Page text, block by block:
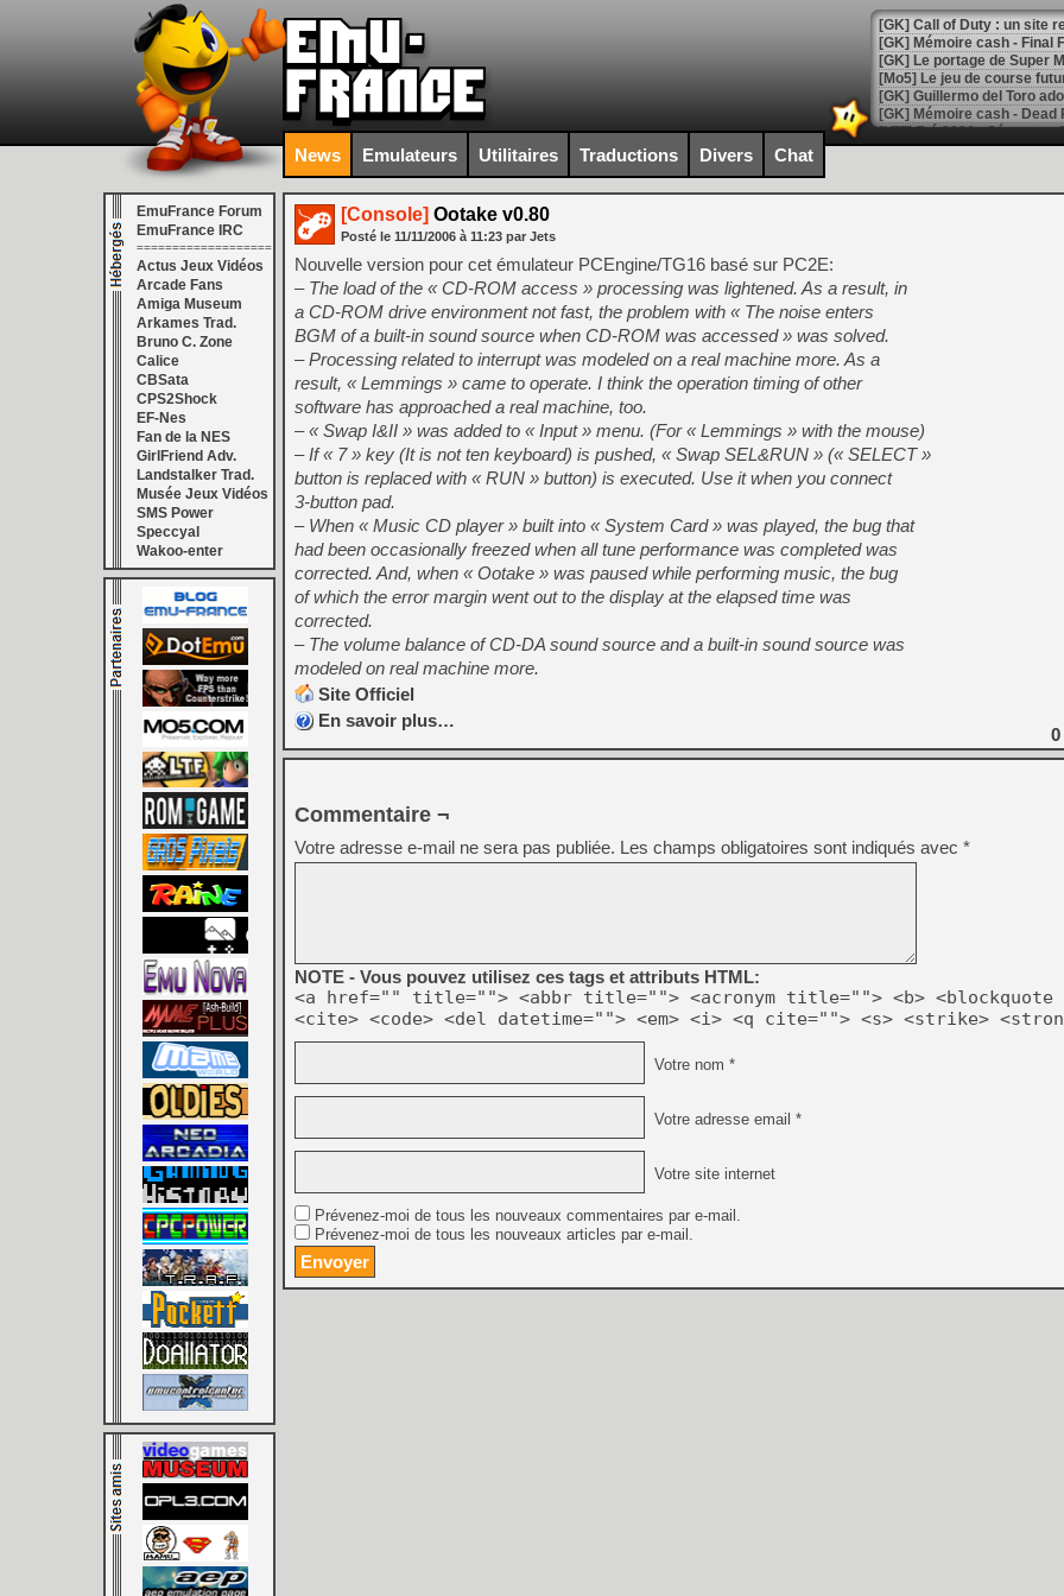
[GK] Le portage de Super
[Mo5] Le jeu de course
[GK] Guillermo del Toro
[LTF] Eté 2026 - Séquence
[GK] Mistfall Hunter :
[GK] Wo Long 2 évolue
[GK] Crossfire : un TPS à
[LS] [PS5] Premiers
[Mo5] DOOM arrive en
[GK] Bethesda fête les 30
[GK] Roblox : l'action en
[GK] Agenda - GeForce
[GK] Devolver Digital en a
[LS] [PS5] ps5-y2jb-
[GK] Pourquoi Marvel
[GK] Test : Restory : Chill
[GK] GTA 6 : Rockstar
[GK] Hot Wheels Infinite
[GK] Mémoire cash -
[GK] Résultats Nintendo :
[GK] Déjà des
[Mo5] Brickboy cherche à
[GK] Minecraft et ses «
[GK] Beast of
[GK] Ubisoft : fin de partie
[GK] Mémoire cash -
[GK] Dan Houser (GTA)
[GK] Comment EA Sports
[GK] Crimson Moon : un
[GK] Isle of Reveries : le
News Emulateurs Utilitaires Traductions Divers Chat
EmuFrance Forum
EmuFrance IRC
===================
Actus Jeux Vidéos
Arcade Fans
Amiga Museum
Arkames Trad.
Bruno C. Zone
Calice
CBSata
CPS2Shock
EF-Nes
Fan de la NES
GirlFriend Adv.
Landstalker Trad.
Musée Jeux Vidéos
SMS Power
Speccyal
Wakoo-enter
[Console] Ootake v0.80
Posté le 11/11/2006 à 11:23 par Jets
Nouvelle version pour cet émulateur PCEngine/TG16 basé sur PC2E:
– The load of the « CD-ROM access » processing was lightened. As a result, in
a CD-ROM drive environment not fast, the problem with « The noise enters
BGM of a built-in sound source when CD-ROM was accessed » was solved.
– Processing related to interrupt was modeled on a real machine more. As a
result, « Lemmings » came to operate. I think the operation timing of other
software has approached a real machine, too.
– « Swap I&II » was added to « Input » menu. (For « Lemmings » with the mouse)
– If « 7 » key (It is not ten keyboard) is pushed, « Swap SEL&RUN » (« SELECT »
button is replaced with « RUN » button) is executed. Use it when you connect
3-button pad.
– When « Music CD player » built into « System Card » was played, the bug that
had been occasionally freezed when all tune performance was completed was
corrected. And, when « Ootake » was paused while performing music, the bug
of which the error margin went out to the display at the elapsed time was
corrected.
– The volume balance of CD-DA sound source and a built-in sound source was
modeled on real machine more.
Site Officiel
En savoir plus…
0
Commentaire ¬
Votre adresse e-mail ne sera pas publiée. Les champs obligatoires sont indiqués avec *
NOTE - Vous pouvez utilisez ces tags et attributs HTML:
<a href="" title=""> <abbr title=""> <acronym title=""> <b> <blockquote
<cite> <code> <del datetime=""> <em> <i> <q cite=""> <s> <strike>
Votre nom *
Votre adresse email *
Votre site internet
Prévenez-moi de tous les nouveaux commentaires par e-mail.
Prévenez-moi de tous les nouveaux articles par e-mail.